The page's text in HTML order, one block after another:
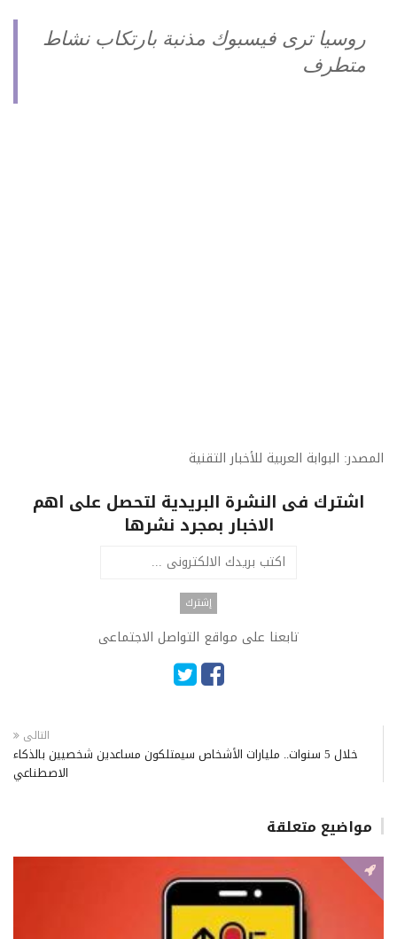
روسيا ترى فيسبوك مذنبة بارتكاب نشاط
متطرف
المصدر: البوابة العربية للأخبار التقنية
اشترك فى النشرة البريدية لتحصل على اهم
الاخبار بمجرد نشرها
تابعنا على مواقع التواصل الاجتماعى
التالى
خلال 5 سنوات.. مليارات الأشخاص سيمتلكون مساعدين شخصيين بالذكاء
الاصطناعي
مواضيع متعلقة